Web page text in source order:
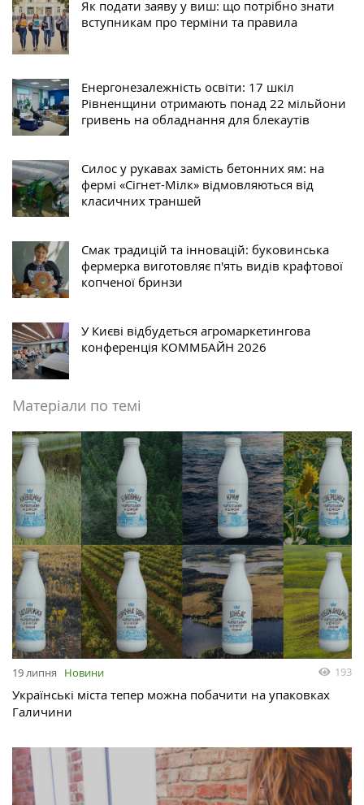
Як подати заяву у виш: що потрібно знати
вступникам про терміни та правила
Енергонезалежність освіти: 17 шкіл
Рівненщини отримають понад 22 мільйони
гривень на обладнання для блекаутів
Силос у рукавах замість бетонних ям: на
фермі «Сігнет-Мілк» відмовляються від
класичних траншей
Смак традицій та інновацій: буковинська
фермерка виготовляє п'ять видів крафтової
копченої бринзи
У Києві відбудеться агромаркетингова
конференція КОММБАЙН 2026
Матеріали по темі
19 липня Новини 193
Українські міста тепер можна побачити на упаковках
Галичини